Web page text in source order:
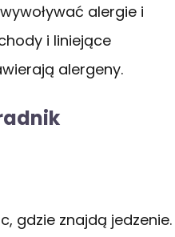
alergie i
i liniejące
alergeny.
gdzie znajdą jedzenie.